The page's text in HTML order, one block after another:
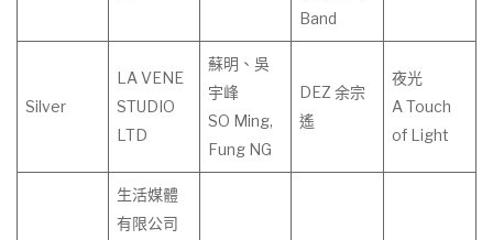
Band
Silver
LA VENE
STUDIO
LTD
蘇明、吳
宇峰
SO Ming,
Fung NG
DEZ 余宗
遙
夜光
A Touch
of Light
生活媒體
有限公司